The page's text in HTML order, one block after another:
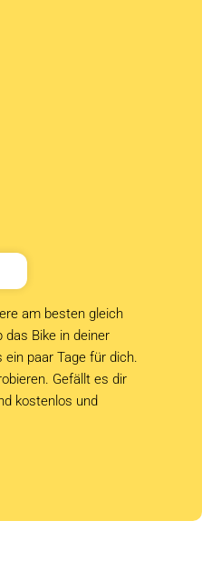
am besten gleich
das Bike in deiner
paar Tage für dich.
Gefällt es dir
kostenlos und